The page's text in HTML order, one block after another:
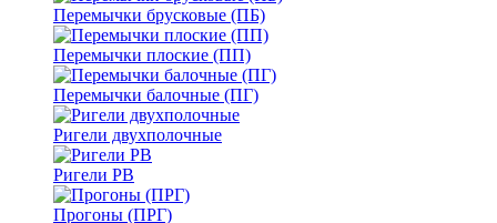
Перемычки брусковые (ПБ)
Перемычки плоские (ПП)
Перемычки балочные (ПГ)
Ригели двухполочные
Ригели РВ
Прогоны (ПРГ)